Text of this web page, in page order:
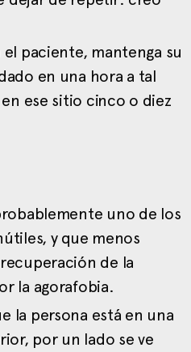
paciente, mantenga su
en una hora a tal
ese sitio cinco o diez
uno de los
y que menos
de la
la agorafobia.
la persona está en una
por un lado se ve